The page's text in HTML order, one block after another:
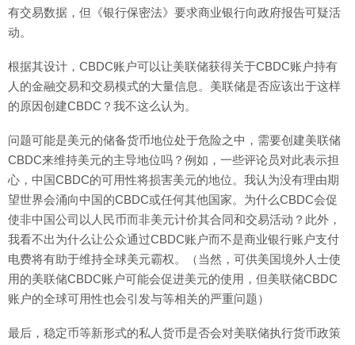
有交易数据，但《银行保密法》要求商业银行向政府报告可疑活
动。
根据其设计，CBDC账户可以让美联储获得关于CBDC账户持有
人的金融交易和交易模式的大量信息。美联储是否应该出于这样
的原因创建CBDC？我不这么认为。
问题可能是美元的储备货币地位处于危险之中，需要创建美联储
CBDC来维持美元的主导地位吗？例如，一些评论员对此表示担
心，中国CBDC的可用性将损害美元的地位。我认为没有理由期
望世界会涌向中国的CBDC或任何其他国家。为什么CBDC会促
使非中国公司以人民币而非美元计价其合同和交易活动？此外，
我看不出为什么让公众通过CBDC账户而不是商业银行账户支付
电费将有助于维持全球美元霸权。（当然，可供美国境外人士使
用的美联储CBDC账户可能会促进美元的使用，但美联储CBDC
账户的全球可用性也会引发与等相关的严重问题）
最后，稳定币等新形式的私人货币是否会对美联储执行货币政策